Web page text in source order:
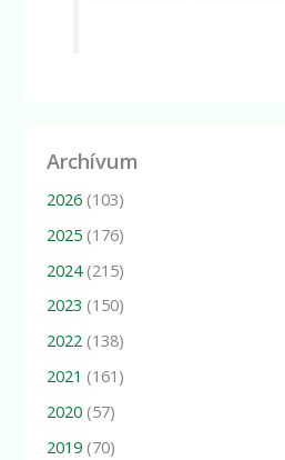
Archívum
2026 (103)
2025 (176)
2024(215)
2023 (150)
2022 (138)
2021 (161)
2020 (57)
2019 (70)